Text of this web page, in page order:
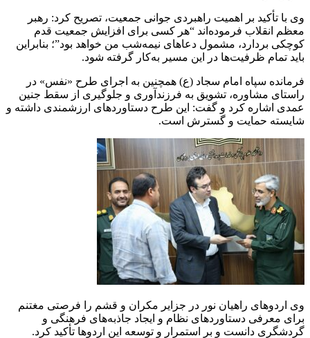
وی با تأکید بر اهمیت راهبردی جوانی جمعیت، تصریح کرد: رهبر
معظم انقلاب فرموده‌اند “هر کسی برای افزایش جمعیت قدم
کوچکی بردارد، مشمول دعاهای نیمه‌شب من خواهد بود”؛ بنابراین
باید تمام ظرفیت‌ها در این مسیر به‌کار گرفته شود.
فرمانده سپاه امام سجاد (ع) همچنین به اجرای طرح «نفس» در
راستای مشاوره، تشویق به فرزندآوری و جلوگیری از سقط جنین
عمدی اشاره کرد و گفت: این طرح دستاوردهای ارزشمندی داشته و
شایسته حمایت و گسترش است.
وی اردوهای راهیان نور در جزایر مکران و قشم را فرصتی مغتنم
برای معرفی دستاوردهای نظام و ایجاد جاذبه‌های فرهنگی و
گردشگری دانست و بر استمرار و توسعه این اردوها تأکید کرد.